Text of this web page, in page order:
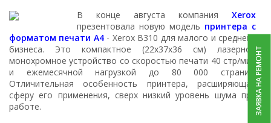
В конце августа компания Xerox
презентовала новую модель принтера с
форматом печати А4- Xerox B310 для малого и среднего
бизнеса. Это компактное (22х37х36 см) лазерное
монохромное устройство со скоростью печати 40 стр/мин
и ежемесячной нагрузкой до 80 000 страниц.
Отличительная особенность принтера, расширяющая
сферу его применения, сверх низкий уровень шума при
работе.
ЗАЯВКА НА РЕМОНТ